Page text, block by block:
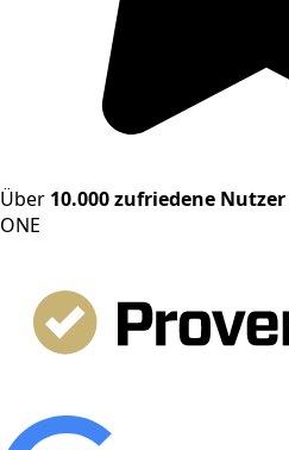
Über 10.000 zufriedene Nutzer
ONE